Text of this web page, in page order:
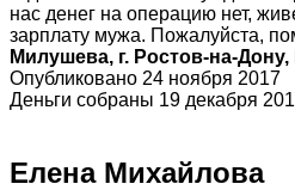
нас денег на операцию нет,
зарплату мужа. Пожалуйста,
Милушева, г. Ростов-на-
Опубликовано 24 ноября 2017
Деньги собраны 19 декабря
Елена Михайлова